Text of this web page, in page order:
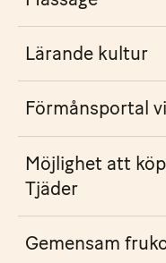
Lärande kultur
Förmånsportal
Möjlighet att
Tjäder
Gemensam